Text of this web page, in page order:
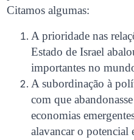
Citamos algumas:
A prioridade nas
Estado de Israel
importantes no
A subordinação à
com que
economias
alavancar o potencial